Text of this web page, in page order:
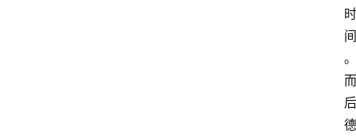
时
间
。
而
后
德